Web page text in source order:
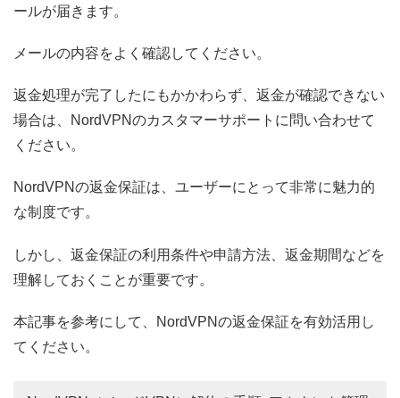
ールが届きます。
メールの内容をよく確認してください。
返金処理が完了したにもかかわらず、返金が確認できない
場合は、NordVPNのカスタマーサポートに問い合わせて
ください。
NordVPNの返金保証は、ユーザーにとって非常に魅力的
な制度です。
しかし、返金保証の利用条件や申請方法、返金期間などを
理解しておくことが重要です。
本記事を参考にして、NordVPNの返金保証を有効活用し
てください。